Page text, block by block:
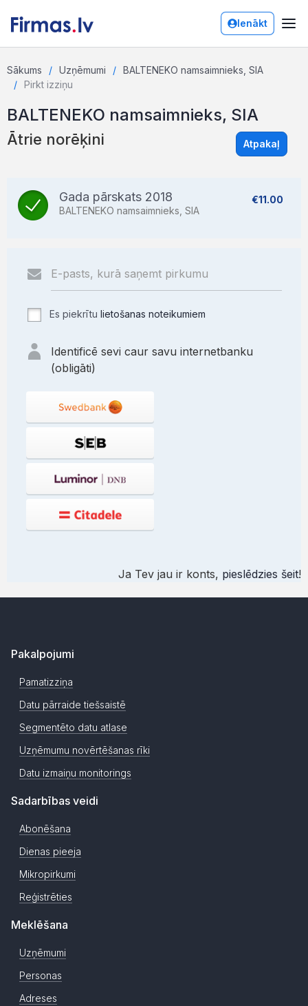
Ienākt
Sākums Uzņēmumi
BALTENEKO namsaimnieks, SIA
Pirkt izziņu
BALTENEKO namsaimnieks, SIA
Ātrie norēķini Atpakaļ
Gada pārskats 2018
BALTENEKO namsaimnieks, SIA
€11.00
Es piekrītu lietošanas noteikumiem
Identificē sevi caur savu internetbanku
(obligāti)
Ja Tev jau ir konts, pieslēdzies šeit!
Pakalpojumi
Pamatizziņa
Datu pārraide tiešsaistē
Segmentēto datu atlase
Uzņēmumu novērtēšanas rīki
Datu izmaiņu monitorings
Sadarbības veidi
Abonēšana
Dienas pieeja
Mikropirkumi
Reģistrēties
Meklēšana
Uzņēmumi
Personas
Adreses